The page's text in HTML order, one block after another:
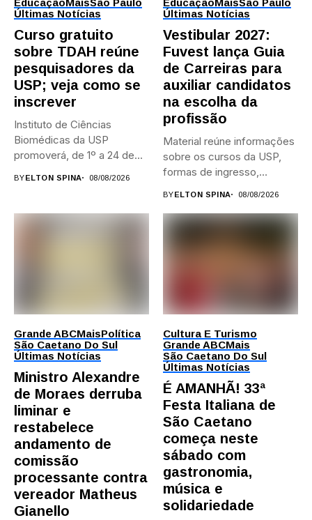
Últimas Notícias
Curso gratuito
sobre TDAH reúne
pesquisadores da
USP; veja como se
inscrever
Instituto de Ciências
Biomédicas da USP
promoverá, de 1º a 24 de...
BYELTON SPINA 08/08/2026
Últimas Notícias
Vestibular 2027:
Fuvest lança Guia
de Carreiras para
auxiliar candidatos
na escolha da
profissão
Material reúne informações
sobre os cursos da USP,
formas de ingresso,
BYELTON SPINA 08/08/2026
Grande ABCMaisPolítica
São Caetano Do Sul
Últimas Notícias
Ministro Alexandre
de Moraes derruba
liminar e
restabelece
andamento de
comissão
processante contra
vereador Matheus
Gianello
Cultura E Turismo
Grande ABCMais
São Caetano Do Sul
Últimas Notícias
É AMANHÃ! 33ª
Festa Italiana de
São Caetano
começa neste
sábado com
gastronomia,
música e
solidariedade